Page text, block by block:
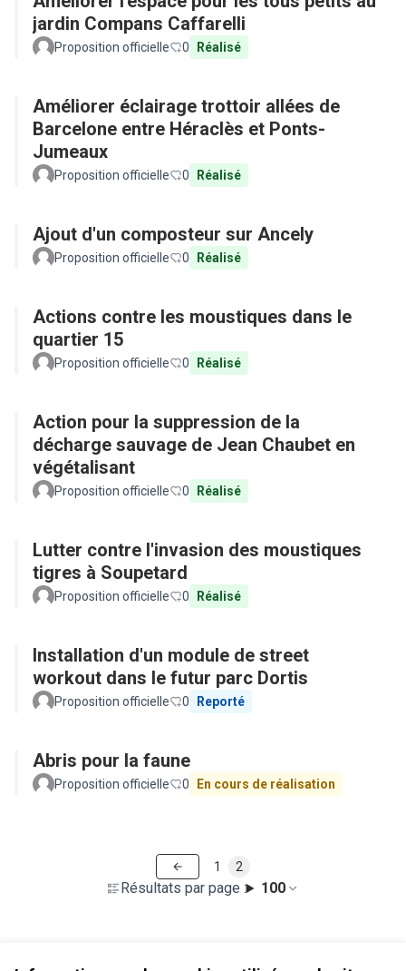
jardin Compans Caffarelli
Proposition officielle 0 Réalisé
Améliorer éclairage trottoir allées de
Barcelone entre Héraclès et Ponts-
Jumeaux
Proposition officielle 0 Réalisé
Ajout d'un composteur sur Ancely
Proposition officielle 0 Réalisé
Actions contre les moustiques dans le
quartier 15
Proposition officielle 0 Réalisé
Action pour la suppression de la
décharge sauvage de Jean Chaubet en
végétalisant
Proposition officielle 0 Réalisé
Lutter contre l'invasion des moustiques
tigres à Soupetard
Proposition officielle 0 Réalisé
Installation d'un module de street
workout dans le futur parc Dortis
Proposition officielle 0 Reporté
Abris pour la faune
Proposition officielle 0 En cours de réalisation
Résultats par page : 100
1 2